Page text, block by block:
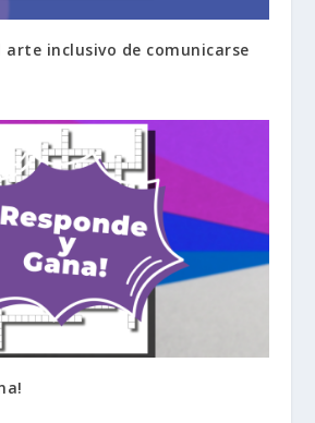
arte inclusivo de comunicarse